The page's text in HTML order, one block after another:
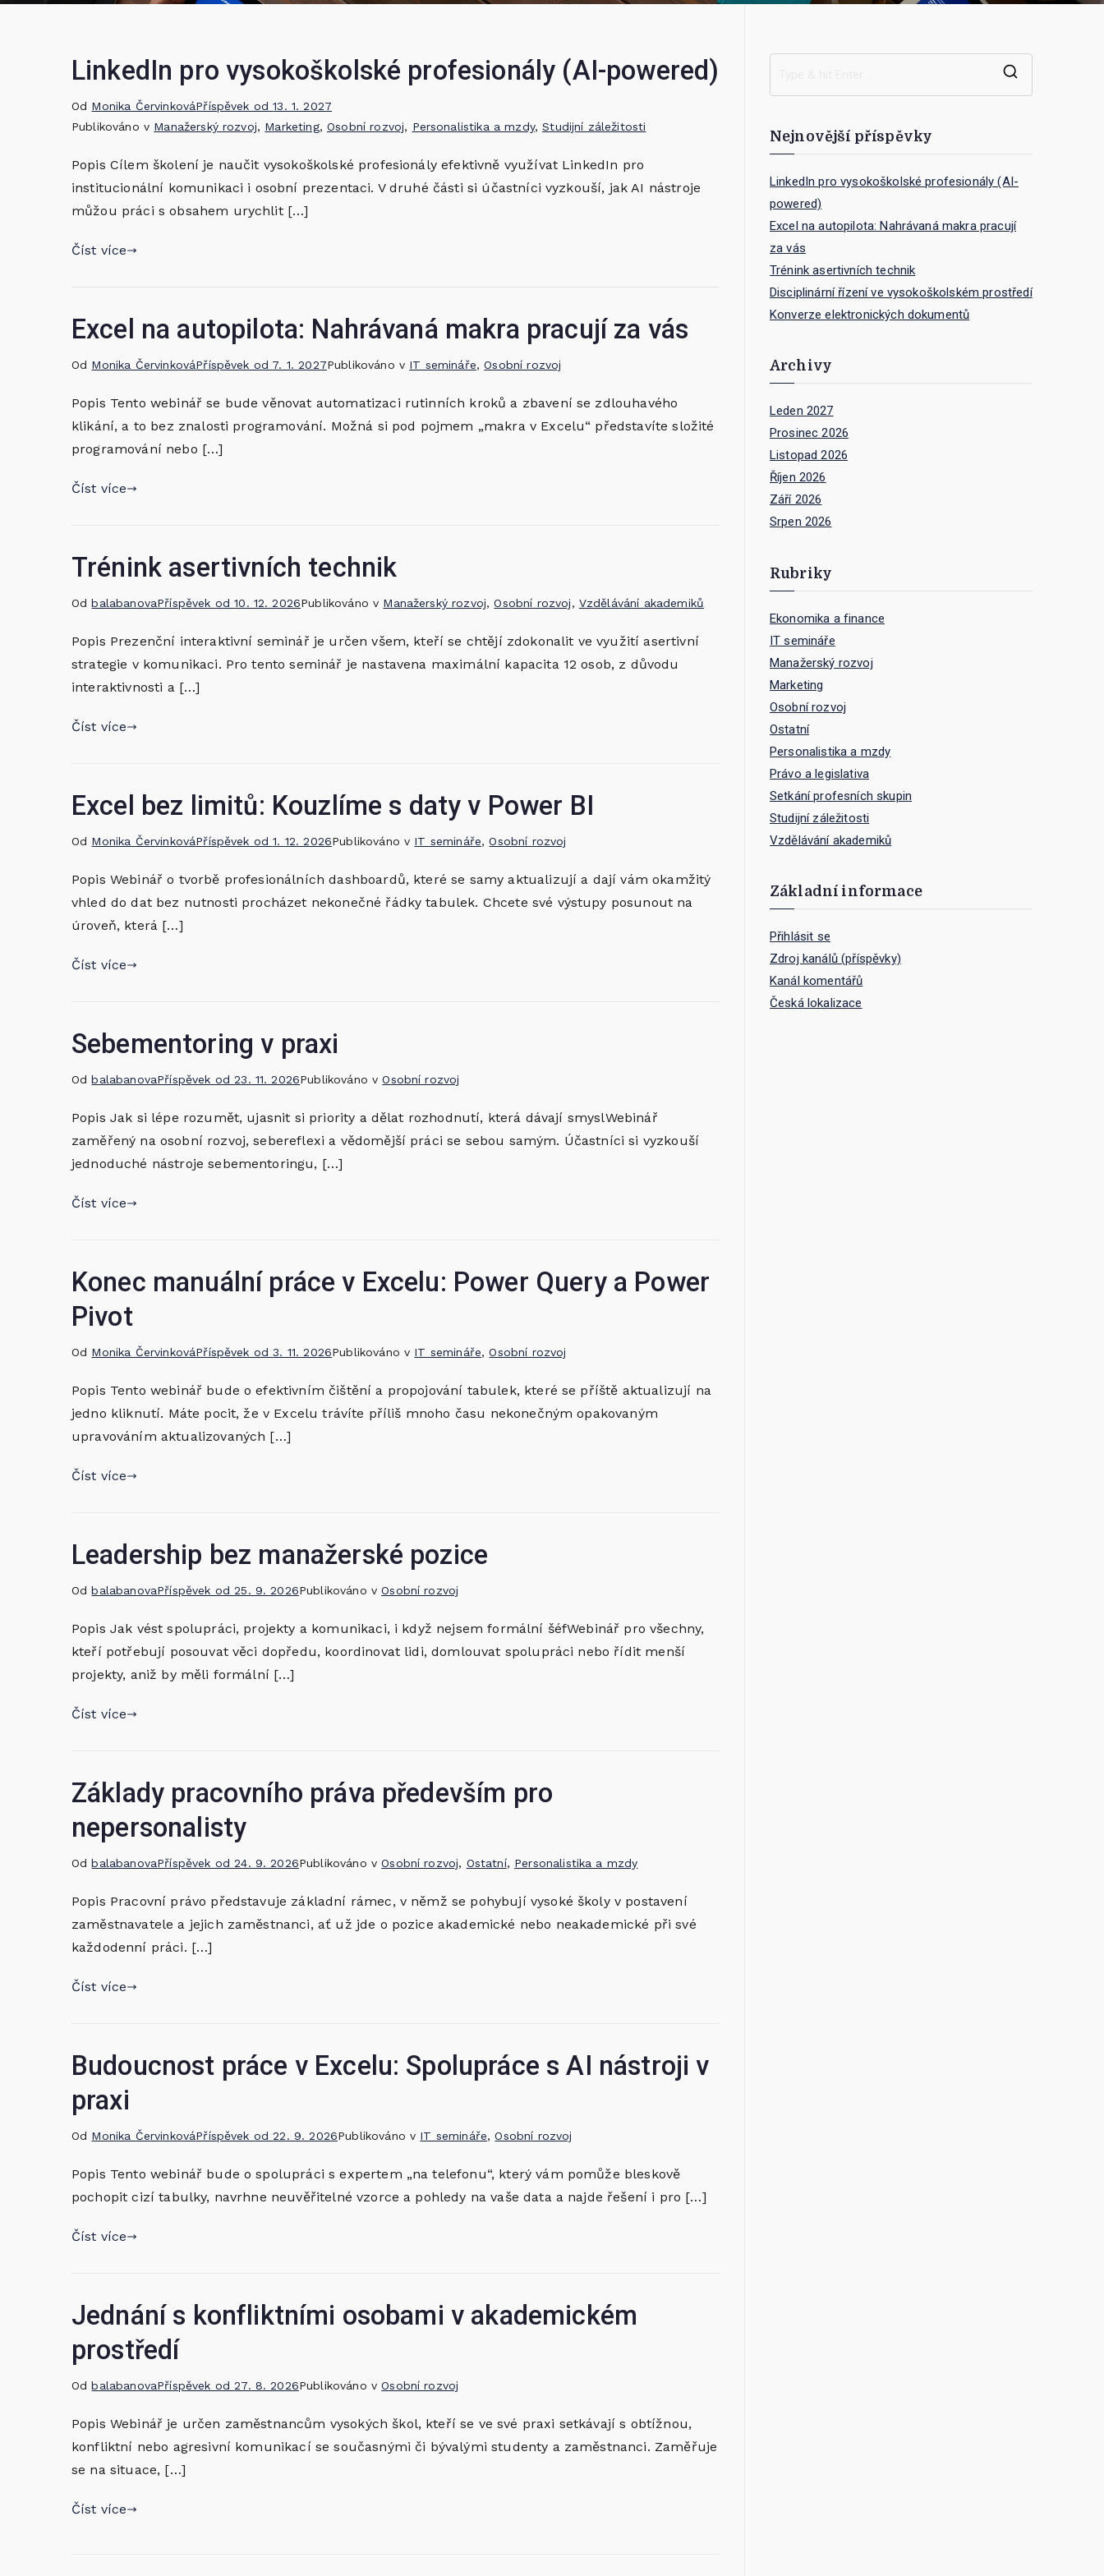
LinkedIn pro vysokoškolské profesionály (AI-powered)
Od Monika ČervinkováPříspěvek od13. 1. 2027
Publikováno v Manažerský rozvoj, Marketing,Osobní rozvoj, Personalistika a mzdy,Studijní záležitosti
Popis Cílem školení je naučit vysokoškolské profesionály efektivně využívat LinkedIn pro
institucionální komunikaci i osobní prezentaci. V druhé části si účastníci vyzkouší, jak AI nástroje
můžou práci s obsahem urychlit […]
Číst více
Excel na autopilota: Nahrávaná makra pracují za vás
Od Monika ČervinkováPříspěvek od 7. 1. 2027Publikováno v IT semináře,Osobní rozvoj
Popis Tento webinář se bude věnovat automatizaci rutinních kroků a zbavení se zdlouhavého
klikání, a to bez znalosti programování. Možná si pod pojmem „makra v Excelu“ představíte složité
programování nebo […]
Číst více
Trénink asertivních technik
OdbalabanovaPříspěvek od10. 12. 2026Publikováno v Manažerský rozvoj,Osobní rozvoj, Vzdělávání akademiků
Popis Prezenční interaktivní seminář je určen všem, kteří se chtějí zdokonalit ve využití asertivní
strategie v komunikaci. Pro tento seminář je nastavena maximální kapacita 12 osob, z důvodu
interaktivnosti a […]
Číst více
Excel bez limitů: Kouzlíme s daty v Power BI
Od Monika ČervinkováPříspěvek od1. 12. 2026Publikováno v IT semináře,Osobní rozvoj
Popis Webinář o tvorbě profesionálních dashboardů, které se samy aktualizují a dají vám okamžitý
vhled do dat bez nutnosti procházet nekonečné řádky tabulek. Chcete své výstupy posunout na
úroveň, která […]
Číst více
Sebementoring v praxi
OdbalabanovaPříspěvek od23. 11. 2026Publikováno vOsobní rozvoj
Popis Jak si lépe rozumět, ujasnit si priority a dělat rozhodnutí, která dávají smyslWebinář
zaměřený na osobní rozvoj, sebereflexi a vědomější práci se sebou samým. Účastníci si vyzkouší
jednoduché nástroje sebementoringu, […]
Číst více
Konec manuální práce v Excelu: Power Query a Power
Pivot
Od Monika ČervinkováPříspěvek od3. 11. 2026Publikováno v IT semináře,Osobní rozvoj
Popis Tento webinář bude o efektivním čištění a propojování tabulek, které se příště aktualizují na
jedno kliknutí. Máte pocit, že v Excelu trávíte příliš mnoho času nekonečným opakovaným
upravováním aktualizovaných […]
Číst více
Leadership bez manažerské pozice
OdbalabanovaPříspěvek od25. 9. 2026Publikováno vOsobní rozvoj
Popis Jak vést spolupráci, projekty a komunikaci, i když nejsem formální šéfWebinář pro všechny,
kteří potřebují posouvat věci dopředu, koordinovat lidi, domlouvat spolupráci nebo řídit menší
projekty, aniž by měli formální […]
Číst více
Základy pracovního práva především pro
nepersonalisty
OdbalabanovaPříspěvek od24. 9. 2026Publikováno vOsobní rozvoj, Ostatní, Personalistika a mzdy
Popis Pracovní právo představuje základní rámec, v němž se pohybují vysoké školy v postavení
zaměstnavatele a jejich zaměstnanci, ať už jde o pozice akademické nebo neakademické při své
každodenní práci. […]
Číst více
Budoucnost práce v Excelu: Spolupráce s AI nástroji v
praxi
Od Monika ČervinkováPříspěvek od22. 9. 2026Publikováno v IT semináře,Osobní rozvoj
Popis Tento webinář bude o spolupráci s expertem „na telefonu“, který vám pomůže bleskově
pochopit cizí tabulky, navrhne neuvěřitelné vzorce a pohledy na vaše data a najde řešení i pro […]
Číst více
Jednání s konfliktními osobami v akademickém
prostředí
OdbalabanovaPříspěvek od27. 8. 2026Publikováno vOsobní rozvoj
Popis Webinář je určen zaměstnancům vysokých škol, kteří se ve své praxi setkávají s obtížnou,
konfliktní nebo agresivní komunikací se současnými či bývalými studenty a zaměstnanci. Zaměřuje
se na situace, […]
Číst více
Nejnovější příspěvky
LinkedIn pro vysokoškolské profesionály (AI-
powered)
Excel na autopilota: Nahrávaná makra pracují
za vás
Trénink asertivních technik
Disciplinární řízení ve vysokoškolském prostředí
Konverze elektronických dokumentů
Archivy
Leden 2027
Prosinec 2026
Listopad 2026
Říjen 2026
Září 2026
Srpen 2026
Rubriky
Ekonomika a finance
IT semináře
Manažerský rozvoj
Marketing
Osobní rozvoj
Ostatní
Personalistika a mzdy
Právo a legislativa
Setkání profesních skupin
Studijní záležitosti
Vzdělávání akademiků
Základní informace
Přihlásit se
Zdroj kanálů (příspěvky)
Kanál komentářů
Česká lokalizace